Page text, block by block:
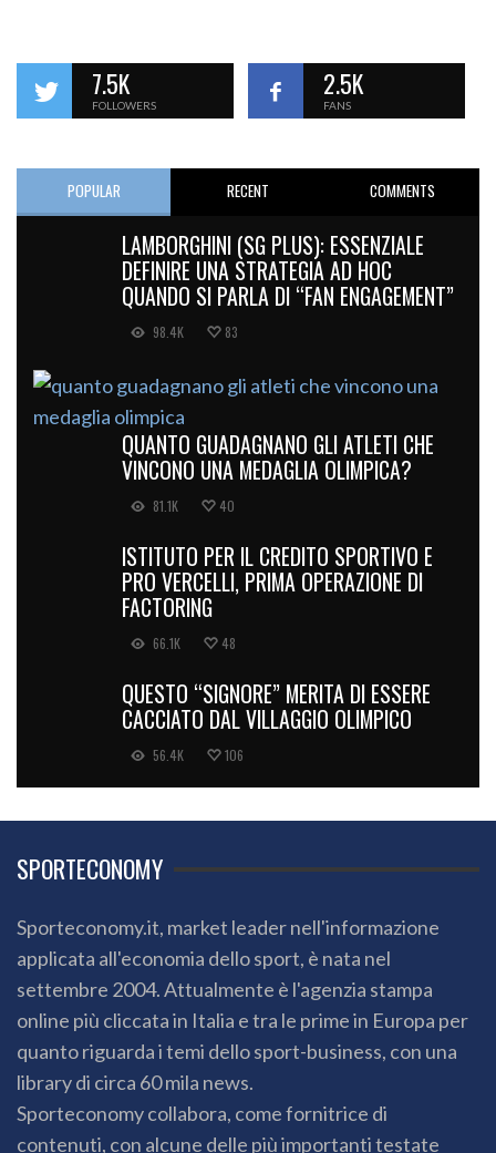
7.5K
FOLLOWERS
2.5K
FANS
POPULAR RECENT COMMENTS
LAMBORGHINI (SG PLUS): ESSENZIALE
DEFINIRE UNA STRATEGIA AD HOC
QUANDO SI PARLA DI “FAN ENGAGEMENT”
98.4K 83
QUANTO GUADAGNANO GLI ATLETI CHE
VINCONO UNA MEDAGLIA OLIMPICA?
81.1K 40
ISTITUTO PER IL CREDITO SPORTIVO E
PRO VERCELLI, PRIMA OPERAZIONE DI
FACTORING
66.1K 48
QUESTO “SIGNORE” MERITA DI ESSERE
CACCIATO DAL VILLAGGIO OLIMPICO
56.4K 106
SPORTECONOMY
Sporteconomy.it, market leader nell'informazione
applicata all'economia dello sport, è nata nel
settembre 2004. Attualmente è l'agenzia stampa
online più cliccata in Italia e tra le prime in Europa per
quanto riguarda i temi dello sport-business, con una
library di circa 60 mila news.
Sporteconomy collabora, come fornitrice di
contenuti, con alcune delle più importanti testate